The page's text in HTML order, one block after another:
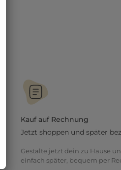
Kauf auf Rechnung
Jetzt shoppen und später
Gestalte jetzt dein zu Hause
einfach später, bequem per